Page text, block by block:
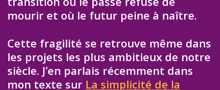
mourir et où le futur peine à naître.
Cette fragilité se retrouve même dans
les projets les plus ambitieux de notre
siècle. J’en parlais récemment dans
mon texte sur La simplicité de la